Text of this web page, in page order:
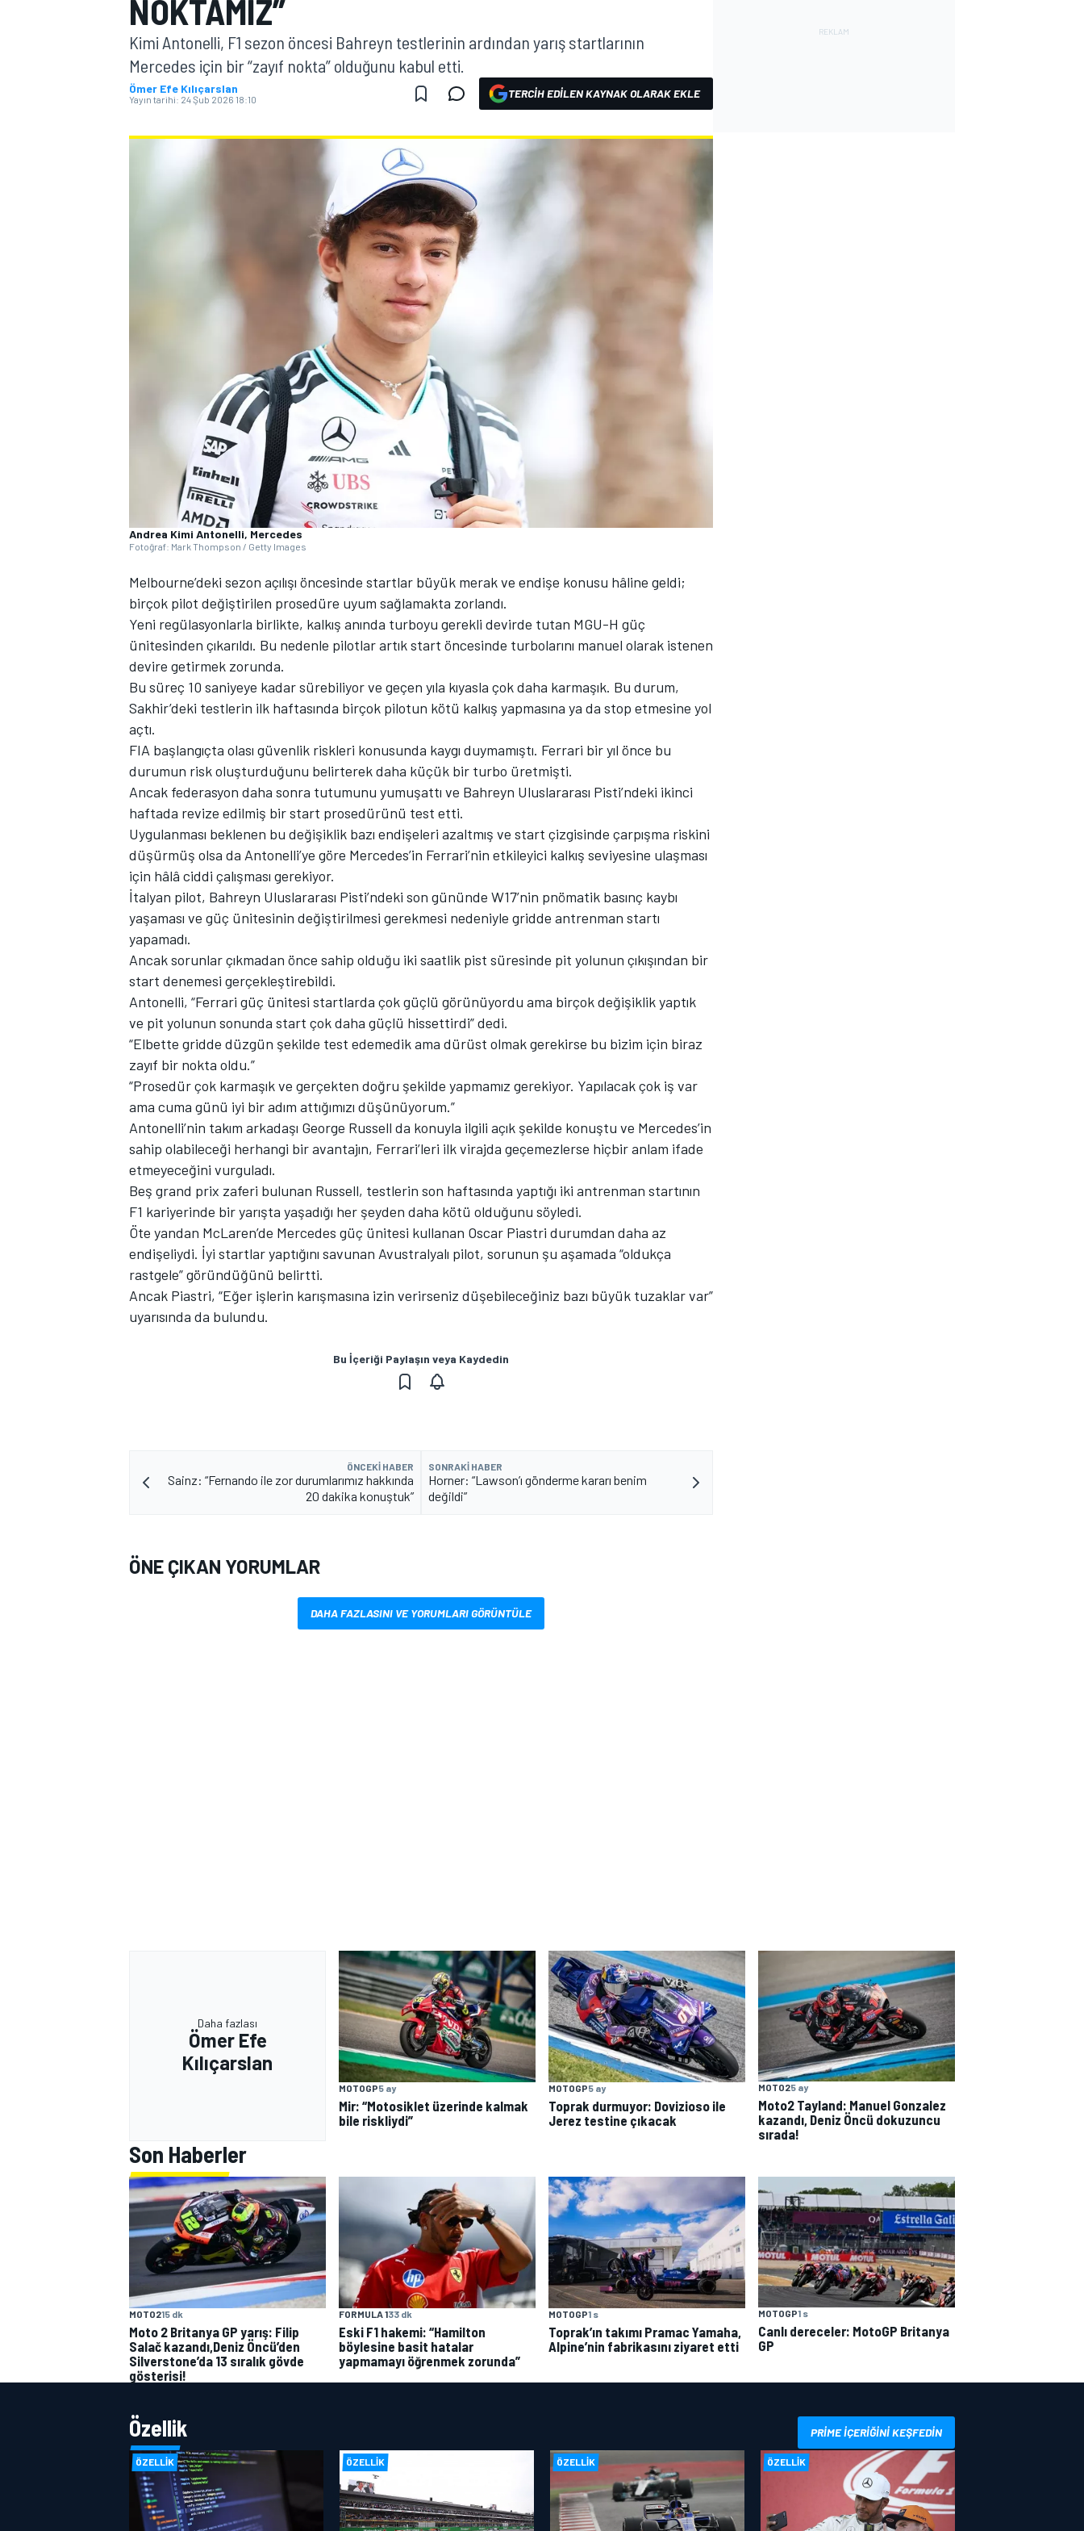
MOTOGP
TÜRK SPORCULAR
NOKTAMIZ”
Kimi Antonelli, F1 sezon öncesi Bahreyn testlerinin ardından yarış startlarının
Mercedes için bir “zayıf nokta” olduğunu kabul etti.
Ömer Efe Kılıçarslan
Yayın tarihi: 24 Şub 2026 18:10 TERCIH EDILEN KAYNAK OLARAK EKLE
Andrea Kimi Antonelli, Mercedes
Fotoğraf: Mark Thompson / Getty Images
Melbourne’deki sezon açılışı öncesinde startlar büyük merak ve endişe konusu hâline geldi;
birçok pilot değiştirilen prosedüre uyum sağlamakta zorlandı.
Yeni regülasyonlarla birlikte, kalkış anında turboyu gerekli devirde tutan MGU-H güç
ünitesinden çıkarıldı. Bu nedenle pilotlar artık start öncesinde turbolarını manuel olarak istenen
devire getirmek zorunda.
Bu süreç 10 saniyeye kadar sürebiliyor ve geçen yıla kıyasla çok daha karmaşık. Bu durum,
Sakhir’deki testlerin ilk haftasında birçok pilotun kötü kalkış yapmasına ya da stop etmesine yol
açtı.
FIA başlangıçta olası güvenlik riskleri konusunda kaygı duymamıştı. Ferrari bir yıl önce bu
durumun risk oluşturduğunu belirterek daha küçük bir turbo üretmişti.
Ancak federasyon daha sonra tutumunu yumuşattı ve Bahreyn Uluslararası Pisti’ndeki ikinci
haftada revize edilmiş bir start prosedürünü test etti.
Uygulanması beklenen bu değişiklik bazı endişeleri azaltmış ve start çizgisinde çarpışma riskini
düşürmüş olsa da Antonelli’ye göre Mercedes’in Ferrari’nin etkileyici kalkış seviyesine ulaşması
için hâlâ ciddi çalışması gerekiyor.
İtalyan pilot, Bahreyn Uluslararası Pisti’ndeki son gününde W17’nin pnömatik basınç kaybı
yaşaması ve güç ünitesinin değiştirilmesi gerekmesi nedeniyle gridde antrenman startı
yapamadı.
Ancak sorunlar çıkmadan önce sahip olduğu iki saatlik pist süresinde pit yolunun çıkışından bir
start denemesi gerçekleştirebildi.
Antonelli, “Ferrari güç ünitesi startlarda çok güçlü görünüyordu ama birçok değişiklik yaptık
ve pit yolunun sonunda start çok daha güçlü hissettirdi” dedi.
“Elbette gridde düzgün şekilde test edemedik ama dürüst olmak gerekirse bu bizim için biraz
zayıf bir nokta oldu.”
“Prosedür çok karmaşık ve gerçekten doğru şekilde yapmamız gerekiyor. Yapılacak çok iş var
ama cuma günü iyi bir adım attığımızı düşünüyorum.”
Antonelli’nin takım arkadaşı George Russell da konuyla ilgili açık şekilde konuştu ve Mercedes’in
sahip olabileceği herhangi bir avantajın, Ferrari’leri ilk virajda geçemezlerse hiçbir anlam ifade
etmeyeceğini vurguladı.
Beş grand prix zaferi bulunan Russell, testlerin son haftasında yaptığı iki antrenman startının
F1 kariyerinde bir yarışta yaşadığı her şeyden daha kötü olduğunu söyledi.
Öte yandan McLaren’de Mercedes güç ünitesi kullanan Oscar Piastri durumdan daha az
endişeliydi. İyi startlar yaptığını savunan Avustralyalı pilot, sorunun şu aşamada “oldukça
rastgele” göründüğünü belirtti.
Ancak Piastri, “Eğer işlerin karışmasına izin verirseniz düşebileceğiniz bazı büyük tuzaklar var”
uyarısında da bulundu.
Bu İçeriği Paylaşın veya Kaydedin
ÖNCEKI HABER
Sainz: “Fernando ile zor durumlarımız hakkında
20 dakika konuştuk”
SONRAKI HABER
Horner: “Lawson’ı gönderme kararı benim
değildi”
ÖNE ÇIKAN YORUMLAR
DAHA FAZLASINI VE YORUMLARI GÖRÜNTÜLE
Daha fazlası
Ömer Efe
Kılıçarslan
MOTOGP5 ay
Mir: “Motosiklet üzerinde kalmak
bile riskliydi”
MOTOGP5 ay
Toprak durmuyor: Dovizioso ile
Jerez testine çıkacak
MOTO25 ay
Moto2 Tayland: Manuel Gonzalez
kazandı, Deniz Öncü dokuzuncu
sırada!
Son Haberler
MOTO215 dk
Moto 2 Britanya GP yarış: Filip
Salač kazandı,Deniz Öncü’den
Silverstone’da 13 sıralık gövde
gösterisi!
FORMULA 133 dk
Eski F1 hakemi: “Hamilton
böylesine basit hatalar
yapmamayı öğrenmek zorunda”
MOTOGP1 s
Toprak’ın takımı Pramac Yamaha,
Alpine’nin fabrikasını ziyaret etti
MOTOGP1 s
Canlı dereceler: MotoGP Britanya
GP
Özellik PRIME IÇERIĞINI KEŞFEDIN
ÖZELLIK ÖZELLIK ÖZELLIK ÖZELLIK